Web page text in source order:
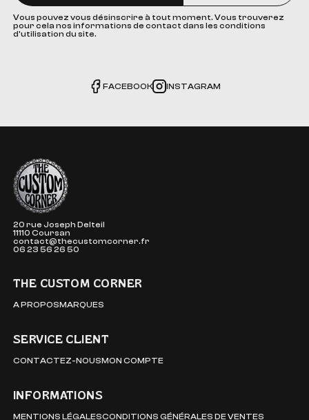
Vous pouvez vous désinscrire à tout moment. Vous trouverez
pour cela nos informations de contact dans les conditions
d'utilisation du site.
FACEBOOK INSTAGRAM
The Custom Corner
20 rue Joseph Delteil
11110 Coursan
contact@thecustomcorner.fr
06 23 56 26 50
THE CUSTOM CORNER
A PROPOSMARQUES
SERVICE CLIENT
CONTACTEZ-NOUSMON COMPTE
INFORMATIONS
MENTIONS LÉGALESCONDITIONS GÉNÉRALES DE VENTES